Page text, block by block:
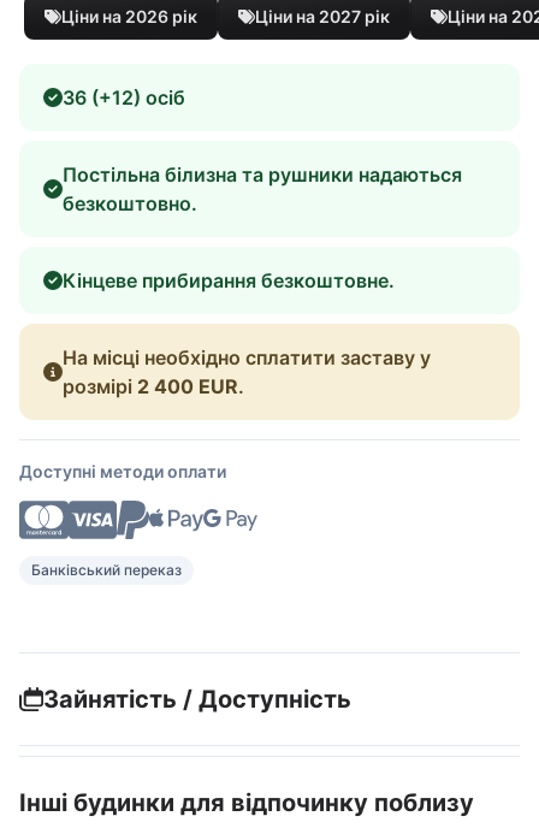
Ціни на 2026 рік Ціни на 2027 рік Ціни на
36 (+12) осіб
Постільна білизна та рушники надаються
безкоштовно.
Кінцеве прибирання безкоштовне.
На місці необхідно сплатити заставу у
розмірі 2 400 EUR.
Доступні методи оплати
Банківський переказ
Зайнятість / Доступність
Інші будинки для відпочинку поблизу